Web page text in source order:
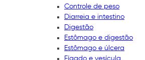
Controle de peso
Diarreia e intestino
Digestão
Estômago e digestão
Estômago e úlcera
Fígado e vesícula